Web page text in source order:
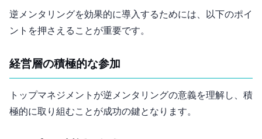
逆メンタリングを効果的に導入するためには、以下のポイ
ントを押さえることが重要です。
経営層の積極的な参加
トップマネジメントが逆メンタリングの意義を理解し、積
極的に取り組むことが成功の鍵となります。